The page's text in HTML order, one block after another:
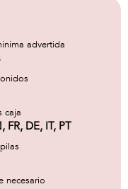
advertida
caja
FR, DE, IT, PT
necesario